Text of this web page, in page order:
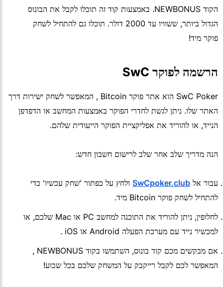
הקוד NEWBONUS. באמצעות קוד זה תוכלו לקבל את הבונוס
הגדול ביותר, ששוויו עד 2000 דולר. תוכלו גם להתחיל לשחק
פוקר מיד!
הרשמה לפוקר SwC
SwC Poker הוא אתר פוקר Bitcoin , המאפשר לשחק ישירות דרך
האתר שלו. ניתן לגשת לחדרי הפוקר באמצעות המחשב או הדפדפן
הנייד, או להוריד את אפליקציית הפוקר הייעודית שלהם.
הנה מדריך שלב אחר שלב לרישום חשבון חדש:
עבור אל SwCpoker.club ולחץ על כפתור 'שחק עכשיו' כדי
להתחיל לשחק פוקר Bitcoin מיד.
לחלופין, ניתן להוריד את התוכנה למחשב PC או Mac שלכם, או
למכשיר נייד עם מערכת הפעלה Android או iOS .
אם מבקשים מכם קוד בונוס, השתמשו בקוד NEWBONUS ,
המאפשר לכם לקבל רייקבק על המשחק שלכם בכל שבוע!